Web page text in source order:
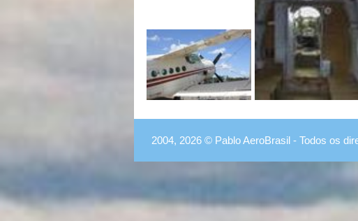
2004, 2026 © Pablo AeroBrasil - Todos os